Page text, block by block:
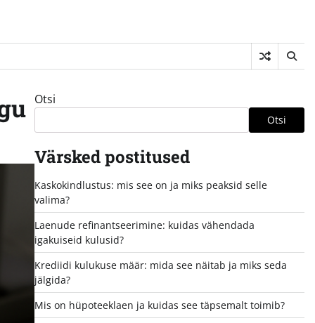
Otsi
Otsi
Värsked postitused
Kaskokindlustus: mis see on ja miks peaksid selle
valima?
Laenude refinantseerimine: kuidas vähendada
igakuiseid kulusid?
Krediidi kulukuse määr: mida see näitab ja miks seda
jälgida?
Mis on hüpoteeklaen ja kuidas see täpsemalt toimib?